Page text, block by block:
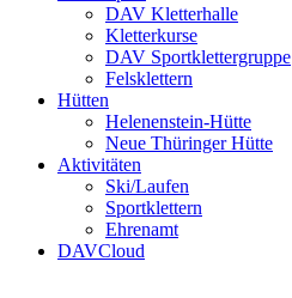
DAV Kletterhalle
Kletterkurse
DAV Sportklettergruppe
Felsklettern
Hütten
Helenenstein-Hütte
Neue Thüringer Hütte
Aktivitäten
Ski/Laufen
Sportklettern
Ehrenamt
DAVCloud